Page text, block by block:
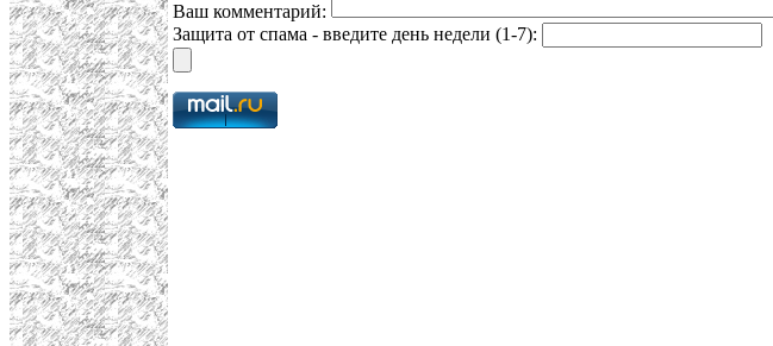
Ваш комментарий:
Защита от спама - введите день недели (1-7):